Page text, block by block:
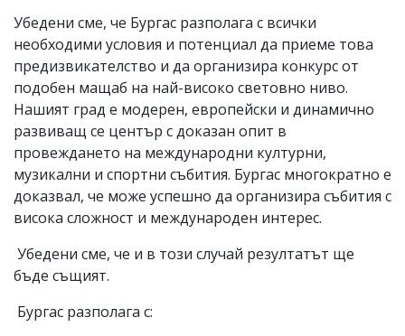
Убедени сме, че Бургас разполага с всички
необходими условия и потенциал да приеме това
предизвикателство и да организира конкурс от
подобен мащаб на най-високо световно ниво.
Нашият град е модерен, европейски и динамично
развиващ се център с доказан опит в
провеждането на международни културни,
музикални и спортни събития. Бургас многократно е
доказвал, че може успешно да организира събития с
висока сложност и международен интерес.
Убедени сме, че и в този случай резултатът ще
бъде същият.
Бургас разполага с: